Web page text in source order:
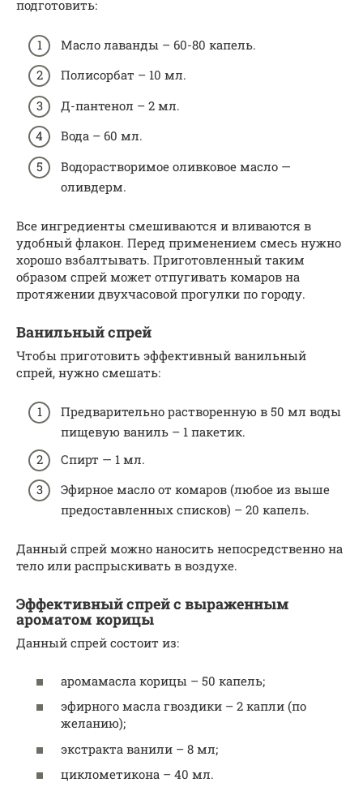
подготовить:
Масло лаванды – 60-80 капель.
Полисорбат – 10 мл.
Д-пантенол – 2 мл.
Вода – 60 мл.
Водорастворимое оливковое масло —
оливдерм.
Все ингредиенты смешиваются и вливаются в
удобный флакон. Перед применением смесь нужно
хорошо взбалтывать. Приготовленный таким
образом спрей может отпугивать комаров на
протяжении двухчасовой прогулки по городу.
Ванильный спрей
Чтобы приготовить эффективный ванильный
спрей, нужно смешать:
Предварительно растворенную в 50 мл воды
пищевую ваниль – 1 пакетик.
Спирт — 1 мл.
Эфирное масло от комаров (любое из выше
предоставленных списков) – 20 капель.
Данный спрей можно наносить непосредственно на
тело или распрыскивать в воздухе.
Эффективный спрей с выраженным
ароматом корицы
Данный спрей состоит из:
аромамасла корицы – 50 капель;
эфирного масла гвоздики – 2 капли (по
желанию);
экстракта ванили – 8 мл;
циклометикона – 40 мл.